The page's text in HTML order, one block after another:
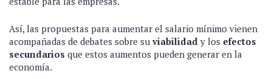
Así, las propuestas para aumentar el salario mínimo vienen
acompañadas de debates sobre su viabilidad y los efectos
secundarios que estos aumentos pueden generar en la
economía.